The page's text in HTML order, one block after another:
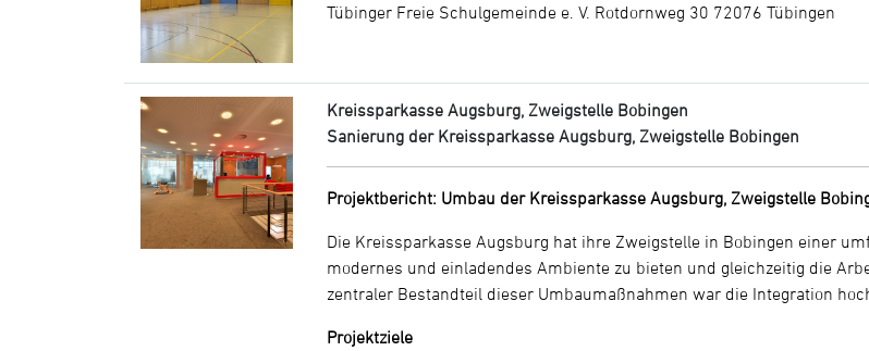
Tübinger Freie Schulgemeinde e. V. Rotdornweg 30 72076 Tübingen
Kreissparkasse Augsburg, Zweigstelle Bobingen
Sanierung der Kreissparkasse Augsburg, Zweigstelle Bobingen
Projektbericht: Umbau der Kreissparkasse Augsburg, Zweigstelle
Die Kreissparkasse Augsburg hat ihre Zweigstelle in Bobingen einer
modernes und einladendes Ambiente zu bieten und gleichzeitig die
zentraler Bestandteil dieser Umbaumaßnahmen war die Integration
Projektziele